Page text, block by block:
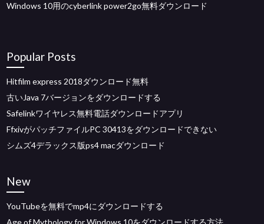
Windows 10用のcyberlink power2go無料ダウンロード
Popular Posts
Hitfilm express 2018ダウンロード無料
古いJava 7バージョンをダウンロードする
Safelinkワイヤレス無料電話ダウンロードアプリ
FfxivがパッチファイルPC 30413をダウンロードできない
シムズ4デラックス版ps4 macダウンロード
New
YouTubeを無料でmp4にダウンロードする
Age of Mythology for Windows 10をダウンロードする方法